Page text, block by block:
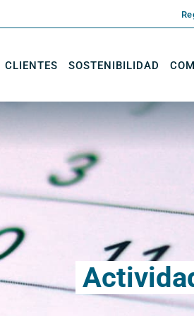
CLIENTES SOSTENIBILIDAD